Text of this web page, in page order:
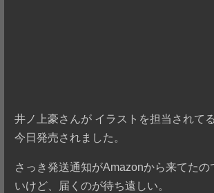
井ノ上豪さんが イラストを担当されて
今日発売されました。
さっき発送通知がAmazonから来てたの
いけど、届くのが待ち遠しい。